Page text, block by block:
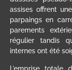
assises offrent
parpaings en
parements
régulier tandis
internes ont été
L’emprise